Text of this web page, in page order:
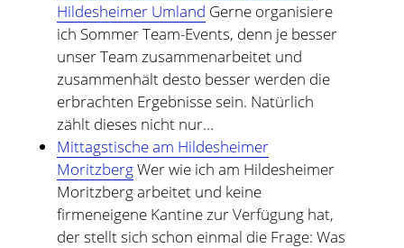
Hildesheimer Umland Gerne organisiere
ich Sommer Team-Events, denn je besser
unser Team zusammenarbeitet und
zusammenhält desto besser werden die
erbrachten Ergebnisse sein. Natürlich
zählt dieses nicht nur…
Mittagstische am Hildesheimer
MoritzbergWer wie ich am Hildesheimer
Moritzberg arbeitet und keine
firmeneigene Kantine zur Verfügung hat,
der stellt sich schon einmal die Frage: Was